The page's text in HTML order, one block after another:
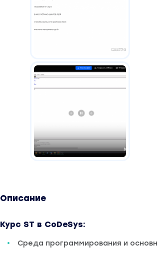
Описание
Курс ST в CoDeSys:
Среда программирования и